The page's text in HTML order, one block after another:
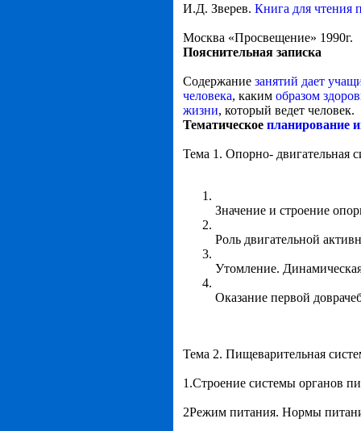
И.Д. Зверев. Книга для чтения
Москва «Просвещение» 1990г.
Пояснительная записка
Содержание занятий дает
человека, каким образом
жизни, который ведет человек.
Тематическое планирование
Тема 1. Опорно- двигательная
Значение и строение
Роль двигательной
Утомление.
Оказание первой
Тема 2. Пищеварительная
1.Строение системы органов
2Режим питания. Нормы